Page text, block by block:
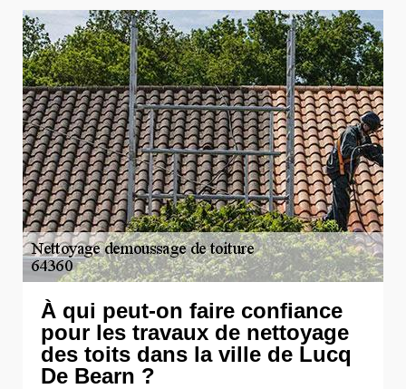
À qui peut-on faire confiance
pour les travaux de nettoyage
des toits dans la ville de Lucq
De Bearn ?